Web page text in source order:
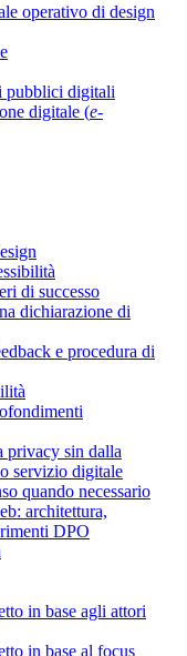
operativo di design
pubblici digitali
digitale (e-
di successo
dichiarazione di
e procedura di
privacy sin dalla
servizio digitale
quando necessario
architettura,
DPO
in base agli attori
in base al focus